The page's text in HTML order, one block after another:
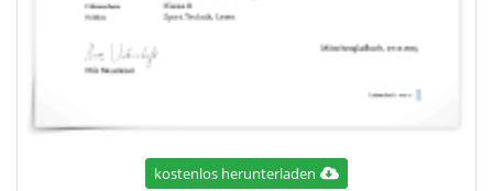
kostenlos herunterladen